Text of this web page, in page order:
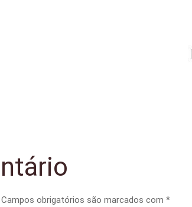
Campos obrigatórios são marcados com *